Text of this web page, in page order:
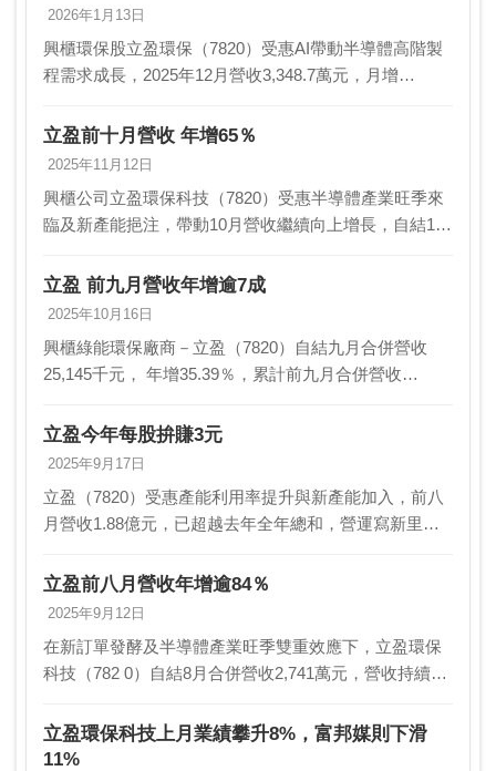
2026年1月13日
興櫃環保股立盈環保（7820）受惠AI帶動半導體高階製
程需求成長，2025年12月營收3,348.7萬元，月增
年增25.8%；全年…
立盈前十月營收 年增65％
2025年11月12日
興櫃公司立盈環保科技（7820）受惠半導體產業旺季來
臨及新產能挹注，帶動10月營收繼續向上增長，自結10
計前10月營收2.42億元，年增逾6…
立盈 前九月營收年增逾7成
2025年10月16日
興櫃綠能環保廠商－立盈（7820）自結九月合併營收
25,145千元， 年增35.39％，累計前九月合併營收
盈公司表示，前九月份營收大幅成…
立盈今年每股拚賺3元
2025年9月17日
立盈（7820）受惠產能利用率提升與新產能加入，前八
月營收1.88億元，已超越去年全年總和，營運寫新里程
利的中科廠稼動率持續攀升，立盈今年每股純益有…
立盈前八月營收年增逾84％
2025年9月12日
在新訂單發酵及半導體產業旺季雙重效應下，立盈環保
科技（782 0）自結8月合併營收2,741萬元，營收持續維
過前一年全年營收，前八月營收年增…
立盈環保科技上月業績攀升8%，富邦媒則下滑
11%